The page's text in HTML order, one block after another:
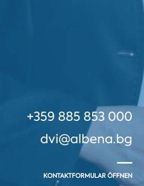
+359 885 853 000
dvi@albena.bg
KONTAKTFORMULAR ÖFFNEN